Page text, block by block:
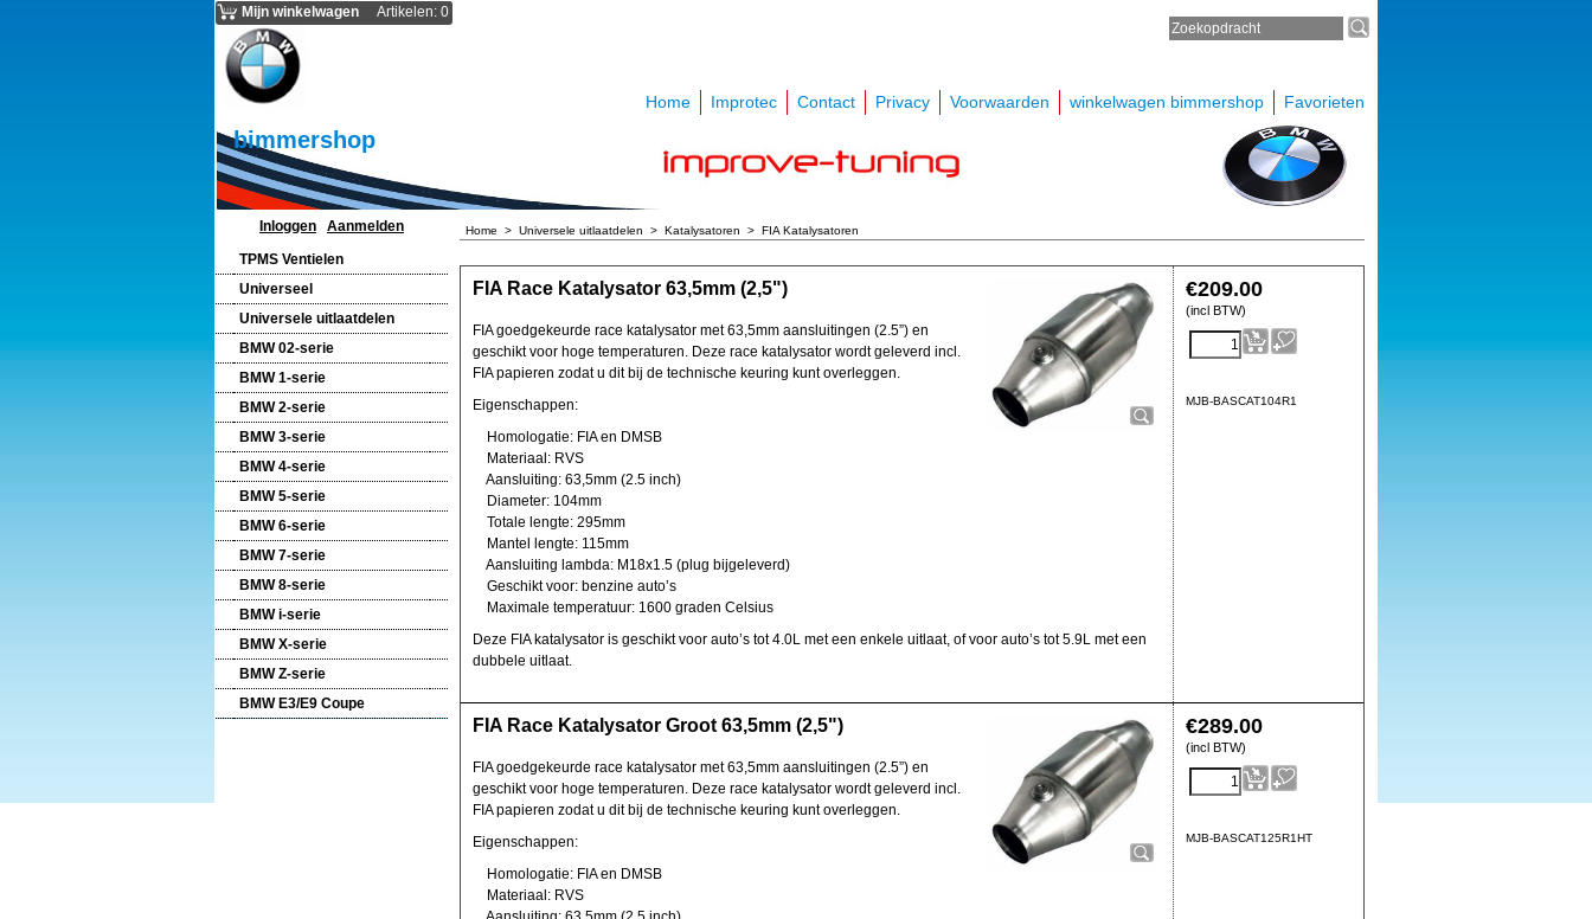
bimmershop
Mijn winkelwagen Artikelen: 0
Home Improtec Contact Privacy Voorwaarden winkelwagen bimmershop Favorieten
Inloggen
Aanmelden
TPMS Ventielen
Universeel
Universele uitlaatdelen
BMW 02-serie
BMW 1-serie
BMW 2-serie
BMW 3-serie
BMW 4-serie
BMW 5-serie
BMW 6-serie
BMW 7-serie
BMW 8-serie
BMW i-serie
BMW X-serie
BMW Z-serie
BMW E3/E9 Coupe
Home > Universele uitlaatdelen > Katalysatoren > FIA Katalysatoren
€209.00
(incl BTW)
MJB-BASCAT104R1
FIA Race Katalysator 63,5mm (2,5")
FIA goedgekeurde race katalysator met 63,5mm aansluitingen (2.5”) en
geschikt voor hoge temperaturen. Deze race katalysator wordt geleverd incl.
FIA papieren zodat u dit bij de technische keuring kunt overleggen.
Eigenschappen:
Homologatie: FIA en DMSB
Materiaal: RVS
Aansluiting: 63,5mm (2.5 inch)
Diameter: 104mm
Totale lengte: 295mm
Mantel lengte: 115mm
Aansluiting lambda: M18x1.5 (plug bijgeleverd)
Geschikt voor: benzine auto’s
Maximale temperatuur: 1600 graden Celsius
Deze FIA katalysator is geschikt voor auto’s tot 4.0L met een enkele uitlaat, of voor auto’s tot 5.9L met een
dubbele uitlaat.
€289.00
(incl BTW)
MJB-BASCAT125R1HT
FIA Race Katalysator Groot 63,5mm (2,5")
FIA goedgekeurde race katalysator met 63,5mm aansluitingen (2.5”) en
geschikt voor hoge temperaturen. Deze race katalysator wordt geleverd incl.
FIA papieren zodat u dit bij de technische keuring kunt overleggen.
Eigenschappen:
Homologatie: FIA en DMSB
Materiaal: RVS